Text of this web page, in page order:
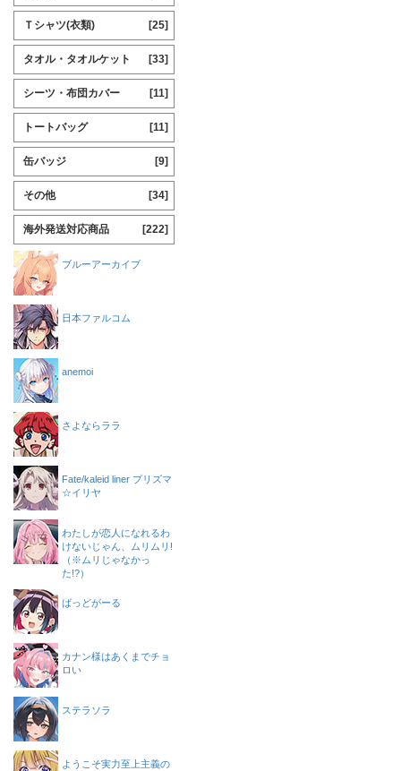
Ｔシャツ(衣類) [25]
タオル・タオルケット [33]
シーツ・布団カバー [11]
トートバッグ [11]
缶バッジ [9]
その他 [34]
海外発送対応商品 [222]
ブルーアーカイブ
日本ファルコム
anemoi
さよならララ
Fate/kaleid liner プリズマ
☆イリヤ
わたしが恋人になれるわ
けないじゃん、ムリムリ!
（※ムリじゃなかっ
た!?）
ばっどがーる
カナン様はあくまでチョ
ロい
ステラソラ
ようこそ実力至上主義の